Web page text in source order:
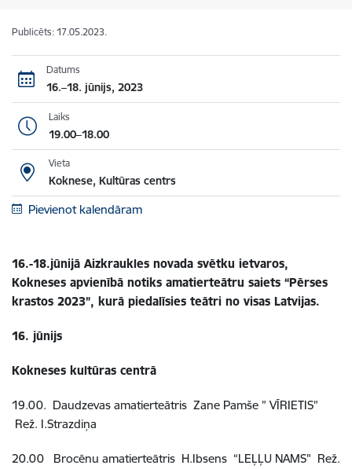
Publicēts: 17.05.2023.
Datums
16.–18. jūnijs, 2023
Laiks
19.00–18.00
Vieta
Koknese, Kultūras centrs
Pievienot kalendāram
16.-18.jūnijā Aizkraukles novada svētku ietvaros,
Kokneses apvienībā notiks amatierteātru saiets “Pērses
krastos 2023”, kurā piedalīsies teātri no visas Latvijas.
16. jūnijs
Kokneses kultūras centrā
19.00. Daudzevas amatierteātris Zane Pamše ” VĪRIETIS”
Rež. I.Strazdiņa
20.00 Brocēnu amatierteātris H.Ibsens “LEĻĻU NAMS" Rež.